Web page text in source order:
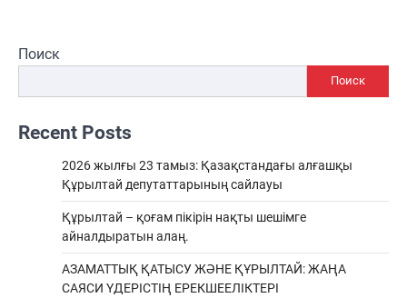
Поиск
Поиск
Recent Posts
2026 жылғы 23 тамыз: Қазақстандағы алғашқы
Құрылтай депутаттарының сайлауы
Құрылтай – қоғам пікірін нақты шешімге
айналдыратын алаң.
АЗАМАТТЫҚ ҚАТЫСУ ЖӘНЕ ҚҰРЫЛТАЙ: ЖАҢА
САЯСИ ҮДЕРІСТІҢ ЕРЕКШEЕЛІКТЕРІ